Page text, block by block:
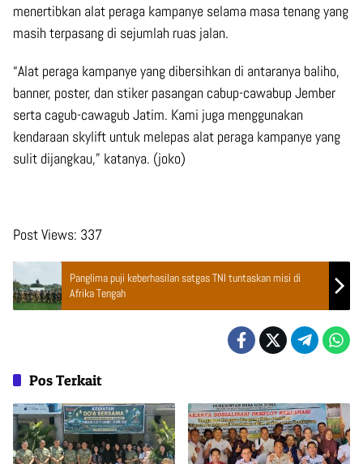
menertibkan alat peraga kampanye selama masa tenang yang
masih terpasang di sejumlah ruas jalan.
“Alat peraga kampanye yang dibersihkan di antaranya baliho,
banner, poster, dan stiker pasangan cabup-cawabup Jember
serta cagub-cawagub Jatim. Kami juga menggunakan
kendaraan skylift untuk melepas alat peraga kampanye yang
sulit dijangkau,” katanya. (joko)
Post Views: 337
Panglima puji keberhasilan satgas TNI tuntaskan misi di
Afrika Tengah
Pos Terkait